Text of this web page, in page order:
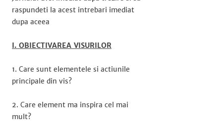
raspundeti la acest intrebari imediat
dupa aceea
I. OBIECTIVAREA VISURILOR
1. Care sunt elementele si actiunile
principale din vis?
2. Care element ma inspira cel mai
mult?